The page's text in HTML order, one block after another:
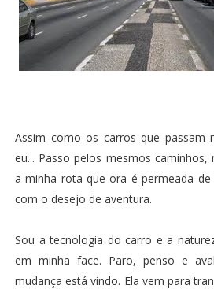
Assim como os carros que passam
eu... Passo pelos mesmos
a minha rota que ora é permeada
com o desejo de aventura.
Sou a tecnologia do carro e a
em minha face. Paro, penso e
mudança está vindo. Ela vem para